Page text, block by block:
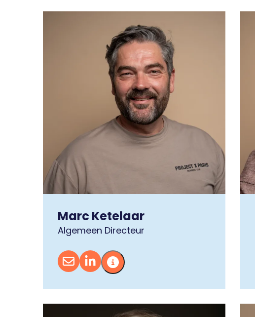
Marc Ketelaar
Algemeen Directeur